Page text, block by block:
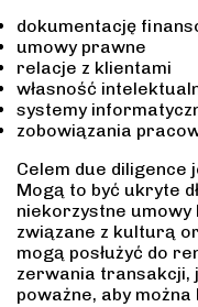
dokumentację
umowy prawne
relacje z klientami
własność
systemy
zobowiązania
Celem due
Mogą to być ukryte
niekorzystne umowy
związane z kulturą
mogą posłużyć do
zerwania transakcji,
poważne, aby można